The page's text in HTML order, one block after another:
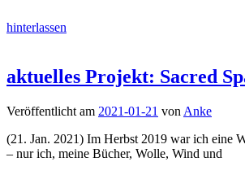
hinterlassen
aktuelles Projekt: Sacred
Veröffentlicht am 2021-01-21 von Anke
(21. Jan. 2021) Im Herbst 2019 war ich eine
– nur ich, meine Bücher, Wolle, Wind und